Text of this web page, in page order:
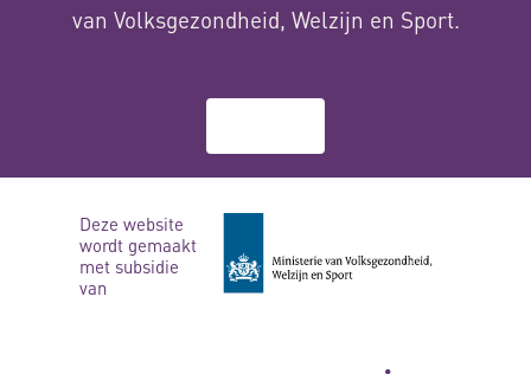
van Volksgezondheid, Welzijn en Sport.
Deze website
wordt gemaakt
met subsidie
van